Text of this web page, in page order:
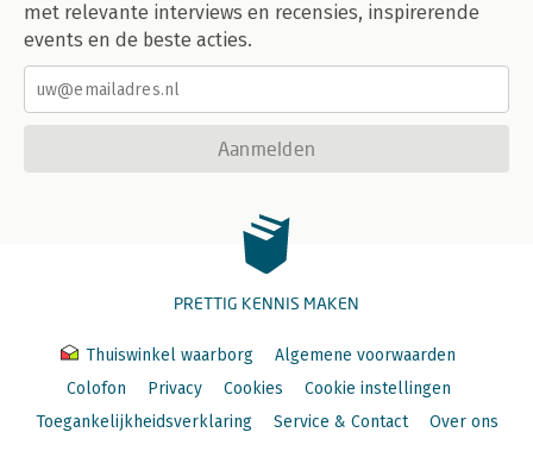
met relevante interviews en recensies, inspirerende
events en de beste acties.
Aanmelden
PRETTIG KENNIS MAKEN
Thuiswinkel waarborg
Algemene voorwaarden
Colofon
Privacy Cookies
Cookie instellingen
Toegankelijkheidsverklaring
Service & Contact Over ons